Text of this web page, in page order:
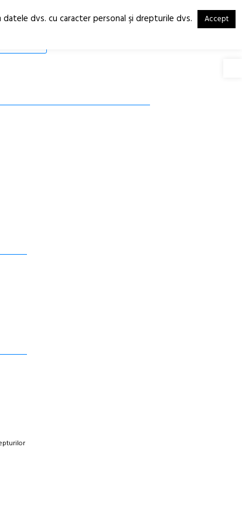
RO
EN
dvs. cu caracter personal şi drepturile dvs. Accept